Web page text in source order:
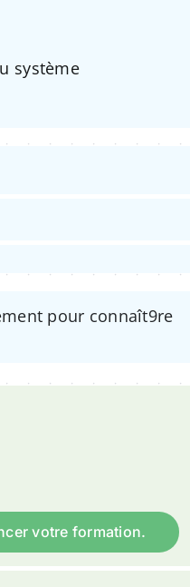
système
pour connaît9re
votre formation.